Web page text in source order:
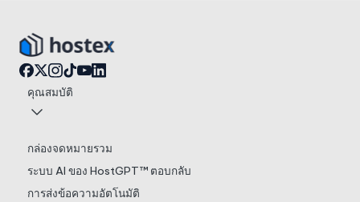
คุณสมบัติ
กล่องจดหมายรวม
ระบบ AI ของ HostGPT™ ตอบกลับ
การส่งข้อความอัตโนมัติ